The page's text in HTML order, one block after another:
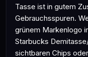
Tasse ist in gutem
Gebrauchsspuren.
grünem Markenlogo
Starbucks
sichtbaren Chips